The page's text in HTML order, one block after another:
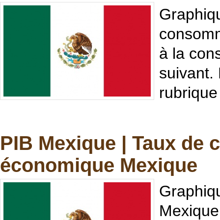
à la
suivant.
PIB Mexique | Taux de
économique Mexique